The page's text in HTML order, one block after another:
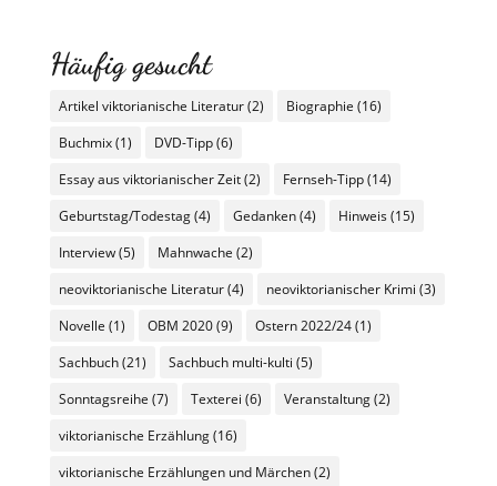
Häufig gesucht
Artikel viktorianische Literatur(2) Biographie (16)
Buchmix(1) DVD-Tipp(6)
Essay aus viktorianischer Zeit(2) Fernseh-Tipp(14)
Geburtstag/Todestag(4) Gedanken(4) Hinweis(15)
Interview(5) Mahnwache (2)
neoviktorianische Literatur(4) neoviktorianischer Krimi (3)
Novelle (1) OBM 2020(9) Ostern 2022/24(1)
Sachbuch(21) Sachbuch multi-kulti (5)
Sonntagsreihe (7) Texterei (6) Veranstaltung(2)
viktorianische Erzählung(16)
viktorianische Erzählungen und Märchen(2)